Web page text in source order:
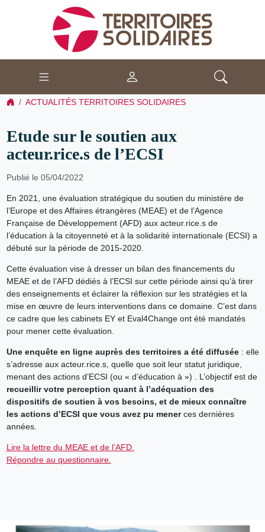
ACTUALITÉS TERRITOIRES SOLIDAIRES
Etude sur le soutien aux
acteur.rice.s de l’ECSI
Publié le 05/04/2022
En 2021, une évaluation stratégique du soutien du ministère de
l’Europe et des Affaires étrangères (MEAE) et de l’Agence
Française de Développement (AFD) aux acteur.rice.s de
l’éducation à la citoyenneté et à la solidarité internationale (ECSI) a
débuté sur la période de 2015-2020.
Cette évaluation vise à dresser un bilan des financements du
MEAE et de l’AFD dédiés à l’ECSI sur cette période ainsi qu’à tirer
des enseignements et éclairer la réflexion sur les stratégies et la
mise en œuvre de leurs interventions dans ce domaine. C’est dans
ce cadre que les cabinets EY et Eval4Change ont été mandatés
pour mener cette évaluation.
Une enquête en ligne auprès des territoires a été diffusée: elle
s’adresse aux acteur.rice.s, quelle que soit leur statut juridique,
menant des actions d’ECSI (ou « d’éducation à ») . L’objectif est de
recueillir votre perception quant à l’adéquation des
dispositifs de soutien à vos besoins, et de mieux connaître
les actions d’ECSI que vous avez pu menerces dernières
années.
Lire la lettre du MEAE et de l’AFD.
Répondre au questionnaire.